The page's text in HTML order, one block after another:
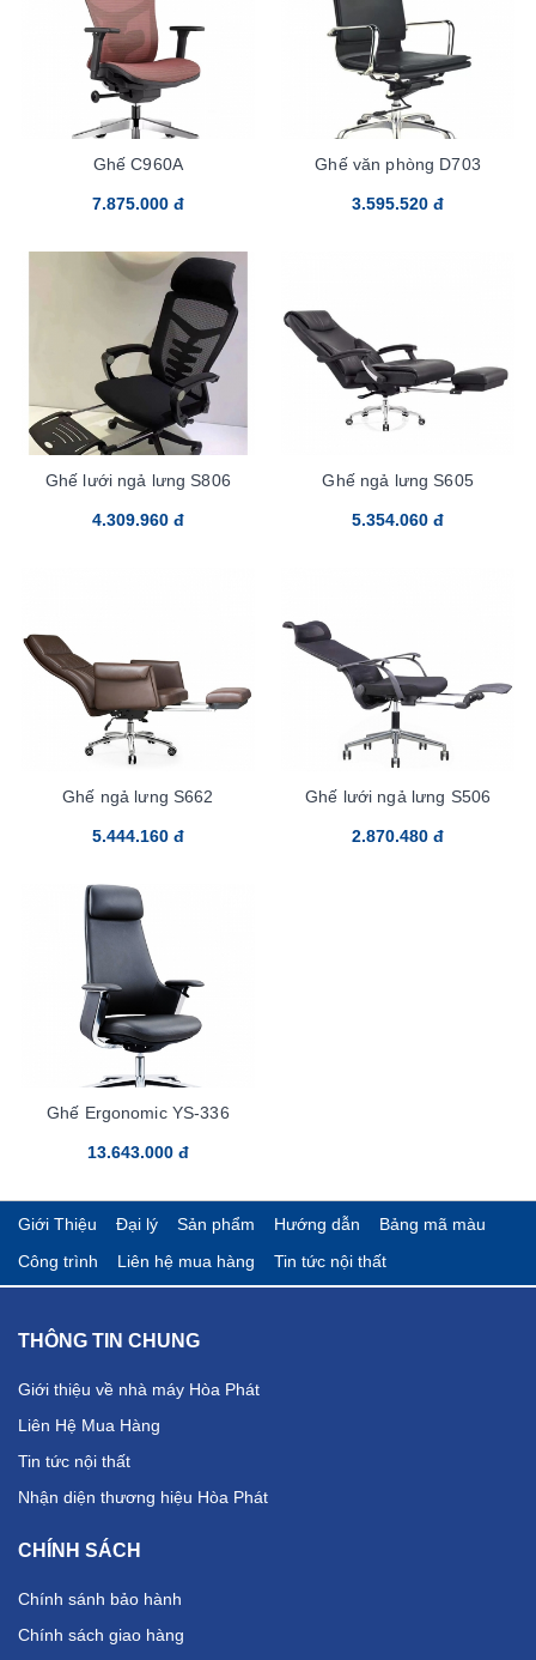
Ghế C960A
7.875.000 đ
Ghế văn phòng D703
3.595.520 đ
Ghế lưới ngả lưng S806
4.309.960 đ
Ghế ngả lưng S605
5.354.060 đ
Ghế ngả lưng S662
5.444.160 đ
Ghế lưới ngả lưng S506
2.870.480 đ
Ghế Ergonomic YS-336
13.643.000 đ
Giới Thiệu Đại lý Sản phẩm Hướng dẫn
Bảng mã màu
Công trình
Liên hệ mua hàng Tin tức nội thất
THÔNG TIN CHUNG
Giới thiệu về nhà máy Hòa Phát
Liên Hệ Mua Hàng
Tin tức nội thất
Nhận diện thương hiệu Hòa Phát
CHÍNH SÁCH
Chính sánh bảo hành
Chính sách giao hàng